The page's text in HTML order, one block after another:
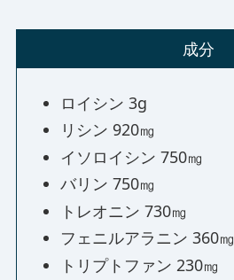
成分
ロイシン 3g
リシン 920㎎
イソロイシン 750㎎
バリン 750㎎
トレオニン 730㎎
フェニルアラニン 360㎎
トリプトファン 230㎎